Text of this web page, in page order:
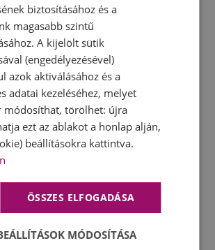
adatok / méretek
biztosításához és a
magasabb szintű
A kijelölt sütik
(engedélyezésével)
azok aktiválásához és a
adatai kezeléséhez, melyet
módosíthat, törölhet: újra
ezt az ablakot a honlap alján,
beállításokra kattintva.
ÖSSZES ELFOGADÁSA
MÓDOSÍTÁSA